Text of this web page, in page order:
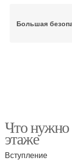
Большая
Что нужно
этаже
Вступление